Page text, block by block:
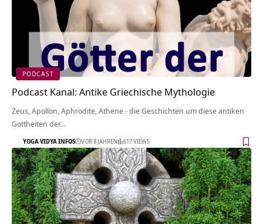
PODCAST
Podcast Kanal: Antike Griechische Mythologie
Zeus, Apollon, Aphrodite, Athene - die Geschichten um diese antiken
Gottheiten der…
YOGA VIDYA INFOS VOR 8 JAHREN 617 VIEWS